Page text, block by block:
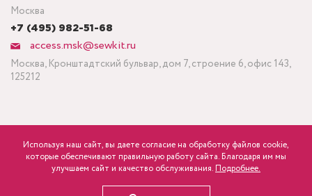
р. розница Минимальный заказ ткани от 3 метров
Москва
+7 (495) 982-51-68
access.msk@sewkit.ru
Москва, Кронштадтский бульвар, дом 7, строение 6, офис 143,
125212
Политика конфиденциальности
ПОДПИСАТЬСЯ НА НОВОСТИ
Используя наш сайт, вы даете согласие на обработку файлов cookie,
которые обеспечивают правильную работу сайта. Благодаря им мы
улучшаем сайт и качество обслуживания. Подробнее.